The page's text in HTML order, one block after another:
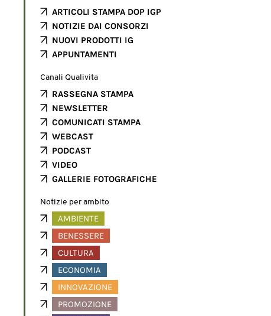
ARTICOLI STAMPA DOP IGP
NOTIZIE DAI CONSORZI
NUOVI PRODOTTI IG
APPUNTAMENTI
Canali Qualivita
RASSEGNA STAMPA
NEWSLETTER
COMUNICATI STAMPA
WEBCAST
PODCAST
VIDEO
GALLERIE FOTOGRAFICHE
Notizie per ambito
AMBIENTE
BENESSERE
CULTURA
ECONOMIA
INNOVAZIONE
PROMOZIONE